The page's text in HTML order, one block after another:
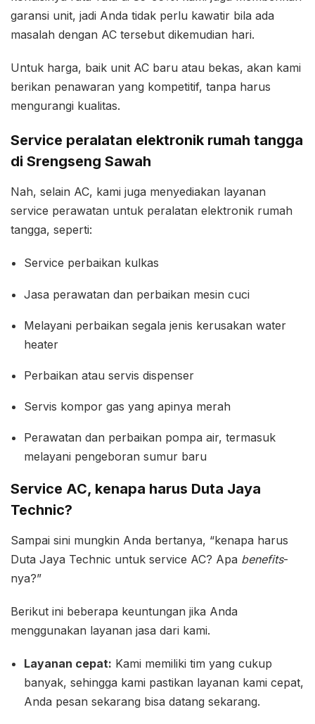
garansi unit, jadi Anda tidak perlu kawatir bila ada
masalah dengan AC tersebut dikemudian hari.
Untuk harga, baik unit AC baru atau bekas, akan kami
berikan penawaran yang kompetitif, tanpa harus
mengurangi kualitas.
Service peralatan elektronik rumah tangga
di Srengseng Sawah
Nah, selain AC, kami juga menyediakan layanan
service perawatan untuk peralatan elektronik rumah
tangga, seperti:
Service perbaikan kulkas
Jasa perawatan dan perbaikan mesin cuci
Melayani perbaikan segala jenis kerusakan water
heater
Perbaikan atau servis dispenser
Servis kompor gas yang apinya merah
Perawatan dan perbaikan pompa air, termasuk
melayani pengeboran sumur baru
Service AC, kenapa harus Duta Jaya
Technic?
Sampai sini mungkin Anda bertanya, “kenapa harus
Duta Jaya Technic untuk service AC? Apa benefits-
nya?”
Berikut ini beberapa keuntungan jika Anda
menggunakan layanan jasa dari kami.
Layanan cepat: Kami memiliki tim yang cukup
banyak, sehingga kami pastikan layanan kami cepat,
Anda pesan sekarang bisa datang sekarang.